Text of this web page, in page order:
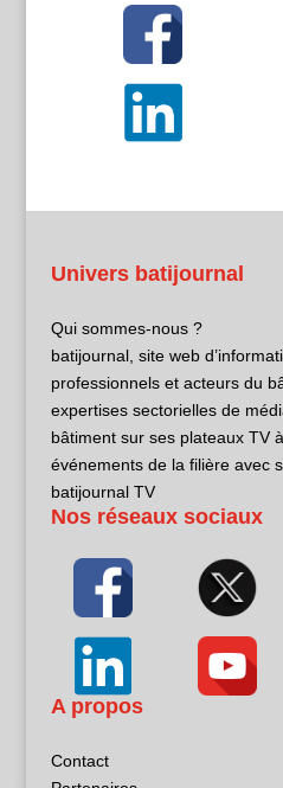
Univers batijournal
Qui sommes-nous ?
batijournal, site web
professionnels et acteurs du
expertises sectorielles de
bâtiment sur ses plateaux TV
événements de la filière avec
batijournal TV
Nos réseaux sociaux
A propos
Contact